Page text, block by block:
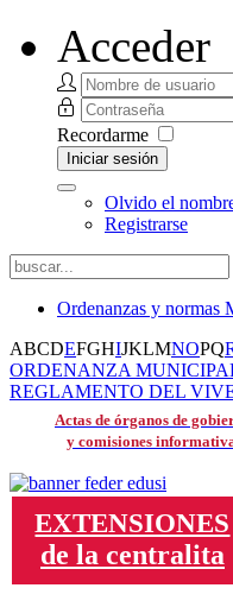
Acceder
Recordarme
Iniciar sesión
Olvido el
Registrarse
Ordenanzas y normas
ABCDEFGHIJKLMNOPQ
ORDENANZA
REGLAMENTO DEL
Actas de órganos de
y comisiones
EXTENSIONES
de la centralita